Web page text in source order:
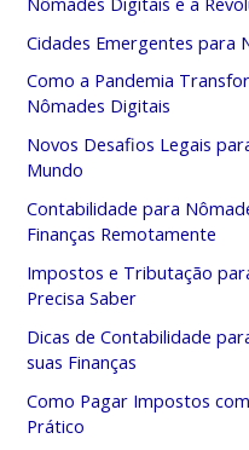
Cidades Emergentes para
Como a Pandemia
Nômades Digitais
Novos Desafios Legais
Mundo
Contabilidade para
Finanças Remotamente
Impostos e Tributação
Precisa Saber
Dicas de Contabilidade
suas Finanças
Como Pagar Impostos
Prático